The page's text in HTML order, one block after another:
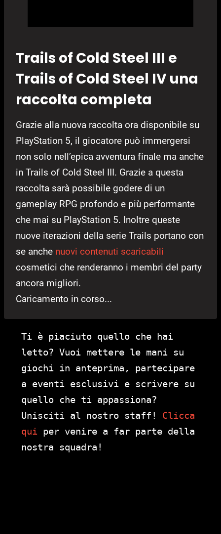
Trails of Cold Steel III e
Trails of Cold Steel IV una
raccolta completa
Grazie alla nuova raccolta ora disponibile su
PlayStation 5, il giocatore può immergersi
non solo nell’epica avventura finale ma anche
in Trails of Cold Steel III. Grazie a questa
raccolta sarà possibile godere di un
gameplay RPG profondo e più performante
che mai su PlayStation 5. Inoltre queste
nuove iterazioni della serie Trails portano con
se anche nuovi contenuti scaricabili
cosmetici che renderanno i membri del party
ancora migliori.
Caricamento in corso...
Ti è piaciuto quello che hai
letto? Vuoi mettere le mani su
giochi in anteprima, partecipare
a eventi esclusivi e scrivere su
quello che ti appassiona?
Unisciti al nostro staff! Clicca
qui per venire a far parte della
nostra squadra!